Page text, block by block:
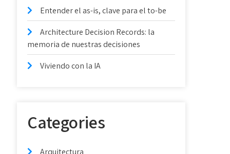
Entender el as-is, clave para el to-be
Architecture Decision Records: la
memoria de nuestras decisiones
Viviendo con la IA
Categories
Arquitectura